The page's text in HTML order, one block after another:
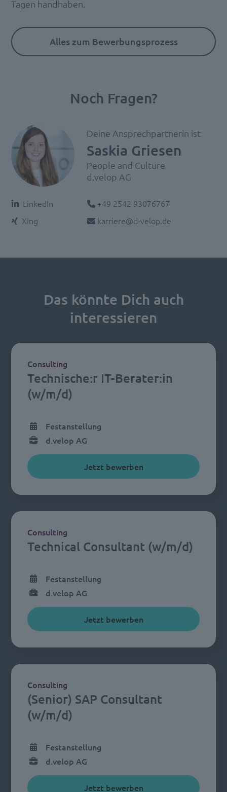
Tagen handhaben.
Alles zum Bewerbungsprozess
Noch Fragen?
Deine Ansprechpartnerin ist
Saskia Griesen
People and Culture
d.velop AG
LinkedIn
Xing
Telefon:
+49 2542 93076767
E-Mail:
karriere@d-velop.de
Das könnte Dich auch
interessieren
Technische:r IT-Berater:in
(w/m/d)
Consulting
Festanstellung
d.velop AG
Jetzt bewerben
Technical Consultant (w/m/d)
Consulting
Festanstellung
d.velop AG
Jetzt bewerben
(Senior) SAP Consultant
(w/m/d)
Consulting
Festanstellung
d.velop AG
Jetzt bewerben